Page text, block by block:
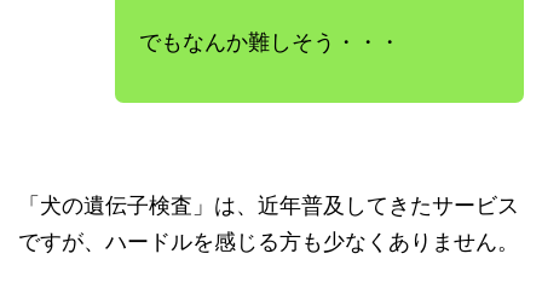
でもなんか難しそう・・・
「犬の遺伝子検査」は、近年普及してきたサービス
ですが、ハードルを感じる方も少なくありません。